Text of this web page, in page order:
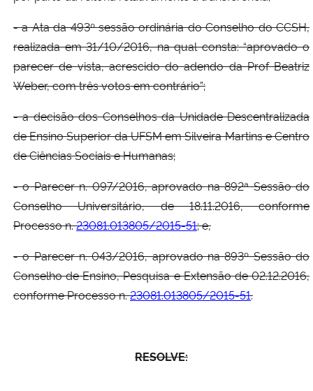
- a Ata da 493º sessão ordinária do Conselho do CCSH,
realizada em 31/10/2016, na qual consta: “aprovado o
parecer de vista, acrescido do adendo da Prof Beatriz
Weber, com três votos em contrário”;
- a decisão dos Conselhos da Unidade Descentralizada
de Ensino Superior da UFSM em Silveira Martins e Centro
de Ciências Sociais e Humanas;
- o Parecer n. 097/2016, aprovado na 892ª Sessão do
Conselho Universitário, de 18.11.2016, conforme
Processo n.23081.013805/2015-51; e,
- o Parecer n. 043/2016, aprovado na 893º Sessão do
Conselho de Ensino, Pesquisa e Extensão de 02.12.2016,
conforme Processo n.23081.013805/2015-51.
RESOLVE: